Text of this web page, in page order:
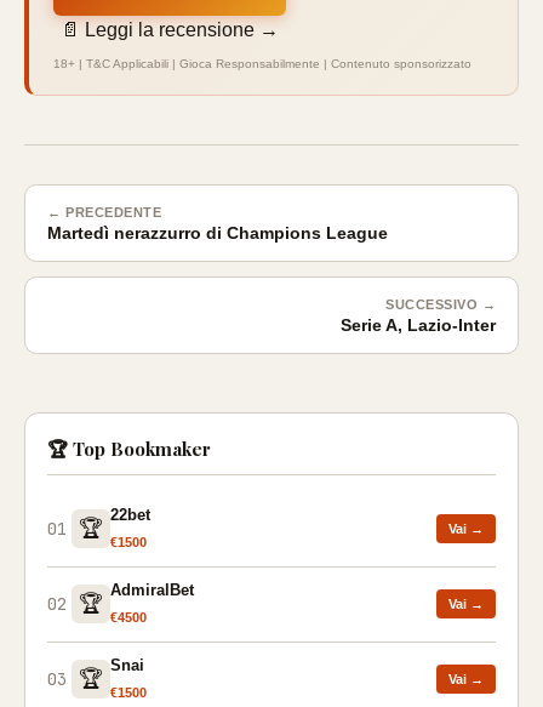
📄 Leggi la recensione →
18+ | T&C Applicabili | Gioca Responsabilmente | Contenuto sponsorizzato
← PRECEDENTE
Martedì nerazzurro di Champions League
SUCCESSIVO →
Serie A, Lazio-Inter
🏆 Top Bookmaker
01 🏆
22bet
€1500
Vai →
02 🏆
AdmiralBet
€4500
Vai →
03 🏆
Snai
€1500
Vai →